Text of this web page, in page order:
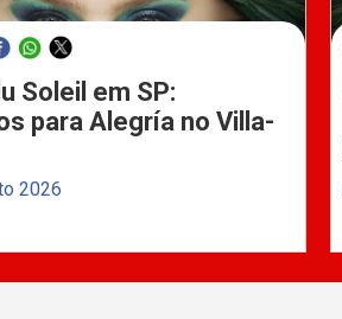
Soleil em SP:
para Alegría no Villa-
2026